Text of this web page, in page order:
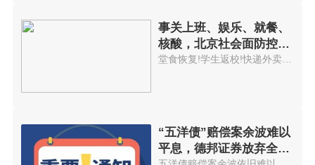
事关上班、娱乐、就餐、
核酸，北京社会面防控措
施今起更新
堂食恢复!学生返校!快递外卖进小...
“五洋债”赔偿案余波难以
平息，德邦证券放弃全额